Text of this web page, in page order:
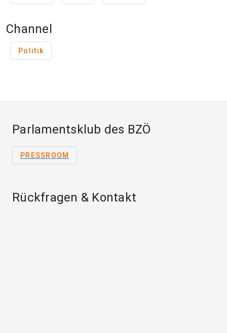
Channel
Politik
Parlamentsklub des BZÖ
PRESSROOM
Rückfragen & Kontakt